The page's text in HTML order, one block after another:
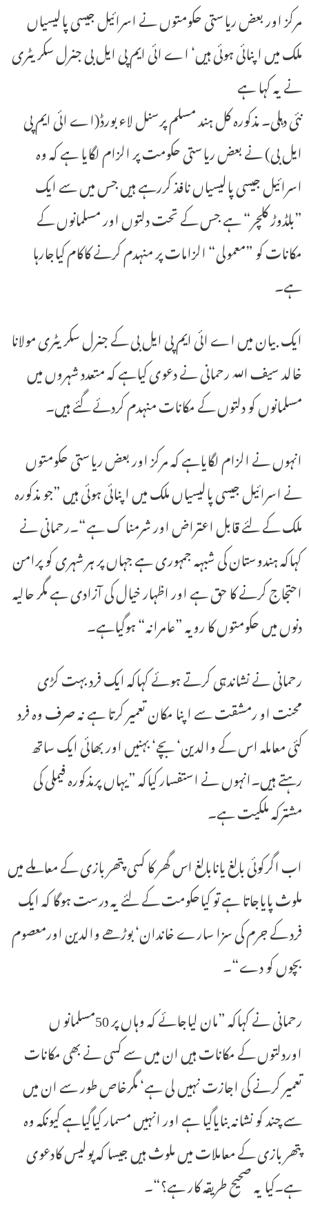
مرکز اور بعض ریاستی حکومتوں نے اسرائیل جیسی پالیسیاں
ملک میں اپنائی ہوئی ہیں‘ اے ائی ایم پی ایل بی جنرل سکریٹری
نے یہ کہا ہے
نئی دہلی۔ مذکورہ کل ہند مسلم پرسنل لاء بورڈ(اے ائی ایم پی
ایل بی) نے بعض ریاستی حکومت پر الزام لگایا ہے کہ وہ
اسرائیل جیسی پالیسیاں نافذ کررہے ہیں جس میں سے ایک
”بلڈوڑ کلچر“ ہے جس کے تحت دلتوں اور مسلمانوں کے
مکانات کو ”معمولی“ الزامات پر منہدم کرنے کاکام کیاجارہا
ہے۔
ایک بیان میں اے ائی ایم پی ایل بی کے جنرل سکریٹری مولانا
خالد سیف اللہ رحمانی نے دعوی کیاہے کہ متعدد شہروں میں
مسلمانوں کو دلتوں کے مکانات منہدم کردئے گئے ہیں۔
انہوں نے الزام لگایاہے کہ مرکز اور بعض ریاستی حکومتوں
نے اسرائیل جیسی پالیسیاں ملک میں اپنائی ہوئی ہیں ”جو مذکورہ
ملک کے لئے قابل اعتراض اور شرمنا ک ہے“۔رحمانی نے
کہاکہ ہندوستان کی شبہہ جمہوری ہے جہاں پر ہر شہری کو پرامن
احتجاج کرنے کا حق ہے اور اظہار خیال کی آزادی ہے مگر حالیہ
دنوں میں حکومتوں کا رویہ ”عامرانہ“ ہوگیاہے۔
رحمانی نے نشاندہی کرتے ہوئے کہاکہ ایک فرد بہت کڑی
محنت او رمشقت سے اپنا مکان تعمیر کرتا ہے نہ صرف وہ فرد
کئی معاملہ اس کے والدین‘ بچے‘ بہنیں اور بھائی ایک ساتھ
رہتے ہیں۔انہوں نے استفسار کیاکہ ”یہاں پرمذکورہ فیملی کی
مشترکہ ملکیت ہے۔
اب اگرکوئی بالغ یانابالغ اس گھر کا کسی پتھر بازی کے معاملے میں
ملوث پایاجاتا ہے تو کیاحکومت کے لئے یہ درست ہوگا کہ ایک
فرد کے جرم کی سزا سارے خاندان‘ بوڑھے والدین اورمعصوم
بچوں کو دے“۔
رحمانی نے کہاکہ ”مان لیاجائے کہ وہاں پر 50مسلمانو ں
اوردلتوں کے مکانات ہیں ان میں سے کسی نے بھی مکانات
تعمیر کرنے کی اجازت نہیں لی ہے‘ مگرخاص طور سے ان میں
سے چند کو نشانہ بنایاگیا ہے اور انہیں مسمار کیاگیاہے کیونکہ وہ
پتھر بازی کے معاملات میں ملوث ہیں جیسا کہ پولیس کادعوی
ہے۔کیا یہ صحیح طریقہ کار ہے؟“۔